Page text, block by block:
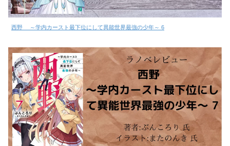
西野 ～学内カースト最下位にして異能世界最強の少年～ 6